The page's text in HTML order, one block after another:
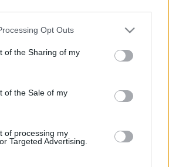
website/app uses one or more Google
or usage behaviour. You may click to
to Google and its third-party tags to
specified purposes in below Google
Opt Outs
of the Sharing of my
of the Sale of my
of processing my
Targeted Advertising.
a függetlenek produkciói,
férfiszépségek
Lesz még
, megA vágy
A szerelmesek házai
lehet csemegézni, és már
az előadásokra.